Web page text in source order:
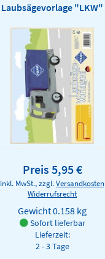
Laubsägevorlage "LKW"
Preis 5,95 €
inkl. MwSt., zzgl.Versandkosten
Widerrufsrecht
Gewicht0.158 kg
Sofort lieferbar
Lieferzeit:
2 - 3 Tage